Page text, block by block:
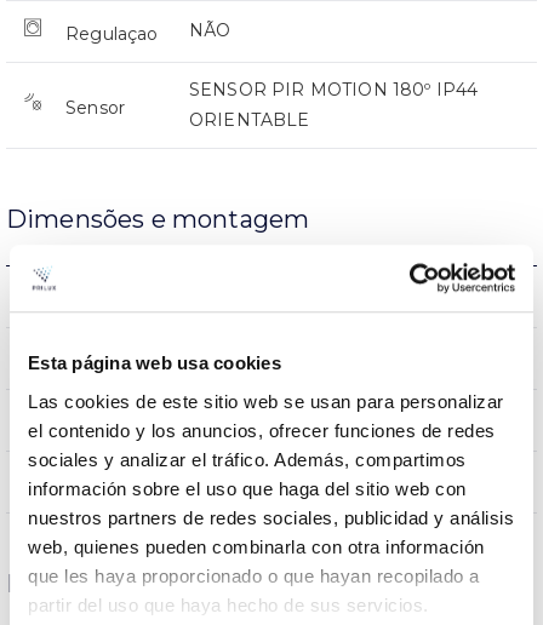
Esta página web usa cookies
Las cookies de este sitio web se usan para personalizar
el contenido y los anuncios, ofrecer funciones de redes
sociales y analizar el tráfico. Además, compartimos
información sobre el uso que haga del sitio web con
nuestros partners de redes sociales, publicidad y análisis
web, quienes pueden combinarla con otra información
que les haya proporcionado o que hayan recopilado a
partir del uso que haya hecho de sus servicios.
Regulaçao NÃO
Sensor
SENSOR PIR MOTION 180º IP44
ORIENTABLE
Dimensões e montagem
Dimensão
Posição de montagem Superfície
Junção NÃO
Dados ópticos